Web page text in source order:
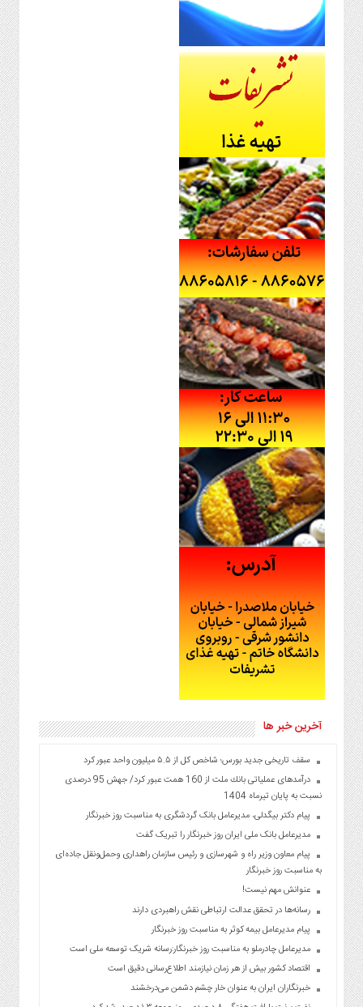
آخرین خبر ها
سقف تاریخی جدید بورس؛ شاخص کل از ۵.۵ میلیون واحد عبور کرد
درآمدهای عملیاتی بانك ملت از 160 همت عبور كرد/ جهش 95 درصدی
نسبت به پایان تیرماه 1404
پیام دکتر بیگدلی، مدیرعامل بانک گردشگری به مناسبت روز خبرنگار
مدیرعامل بانک ملی ایران روز خبرنگار را تبریک گفت
پیام معاون وزیر راه و شهرسازی و رئیس سازمان راهداری وحمل‌ونقل جاده‌ای
به مناسبت روز خبرنگار
عنوانش مهم نیست!
رسانه‌ها در تحقق عدالت ارتباطی نقش راهبردی دارند
پیام مدیرعامل بیمه کوثر به مناسبت روز خبرنگار
مدیرعامل چادرملو به مناسبت روز خبرنگار:رسانه شریک توسعه ملی است
اقتصاد کشور بیش از هر زمان نیازمند اطلاع‌رسانی دقیق است
خبرنگاران ایران به عنوان خار چشم دشمن می‌درخشند